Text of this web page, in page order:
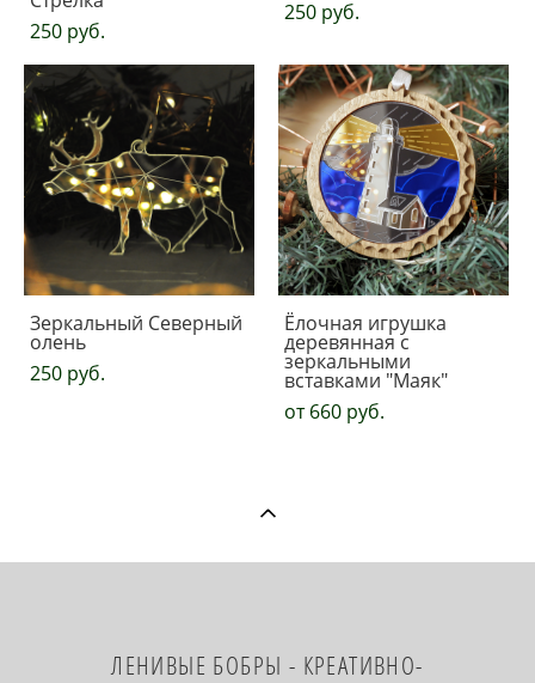
250 pуб.
250 pуб.
Зеркальный Северный
олень
250 pуб.
Ёлочная игрушка
деревянная с
зеркальными
вставками "Маяк"
от 660 pуб.
​ЛЕНИВЫЕ БОБРЫ - КРЕАТИВНО-